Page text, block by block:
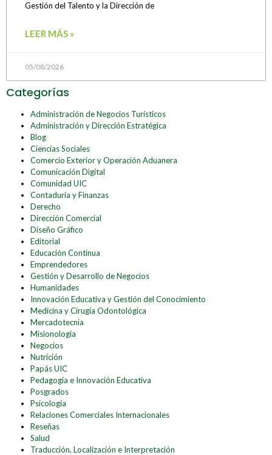
Gestión del Talento y la Dirección de
LEER MÁS »
05/08/2026
Categorías
Administración de Negocios Turísticos
Administración y Dirección Estratégica
Blog
Ciencias Sociales
Comercio Exterior y Operación Aduanera
Comunicación Digital
Comunidad UIC
Contaduría y Finanzas
Derecho
Dirección Comercial
Diseño Gráfico
Editorial
Educación Continua
Emprendedores
Gestión y Desarrollo de Negocios
Humanidades
Innovación Educativa y Gestión del Conocimiento
Medicina y Cirugía Odontológica
Mercadotecnia
Misionología
Negocios
Nutrición
Papás UIC
Pedagogía e Innovación Educativa
Posgrados
Psicología
Relaciones Comerciales Internacionales
Reseñas
Salud
Traducción, Localización e Interpretación